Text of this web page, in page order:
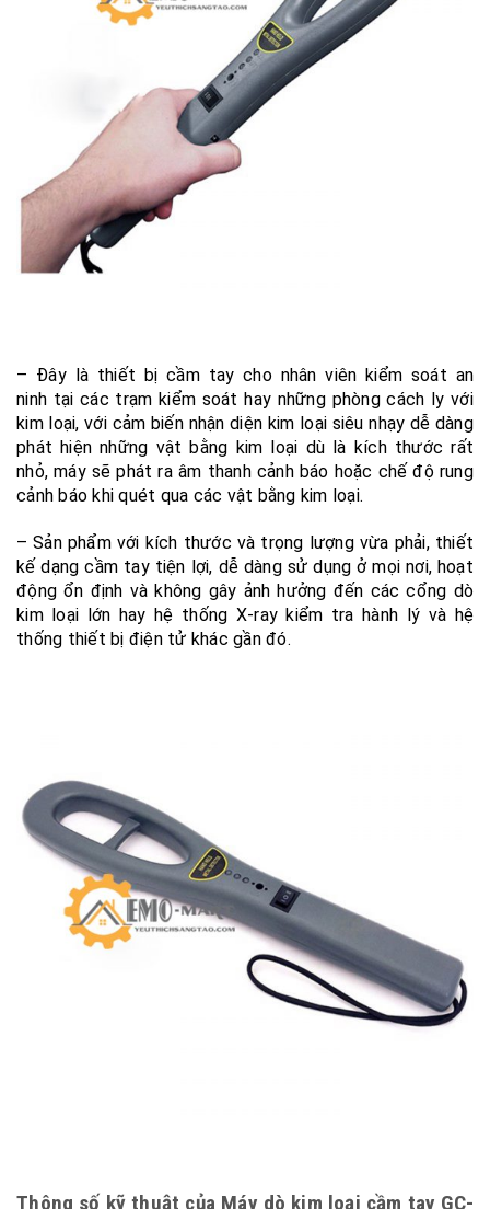
– Đây là thiết bị cầm tay cho nhân viên kiểm soát an
ninh tại các trạm kiểm soát hay những phòng cách ly với
kim loại, với cảm biến nhận diện kim loại siêu nhạy dễ dàng
phát hiện những vật bằng kim loại dù là kích thước rất
nhỏ, máy sẽ phát ra âm thanh cảnh báo hoặc chế độ rung
cảnh báo khi quét qua các vật bằng kim loại.
– Sản phẩm với kích thước và trọng lượng vừa phải, thiết
kế dạng cầm tay tiện lợi, dễ dàng sử dụng ở mọi nơi, hoạt
động ổn định và không gây ảnh hưởng đến các cổng dò
kim loại lớn hay hệ thống X-ray kiểm tra hành lý và hệ
thống thiết bị điện tử khác gần đó.
Thông số kỹ thuật của Máy dò kim loại cầm tay GC-